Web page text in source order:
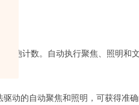
胞计数。自动执行聚焦、照明和文
动的自动聚焦和照明，可获得准